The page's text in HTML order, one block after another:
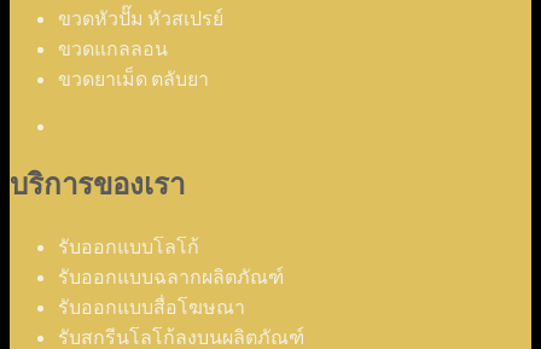
ขวดหัวปั๊ม หัวสเปรย์
ขวดแกลลอน
ขวดยาเม็ด ตลับยา
บริการของเรา
รับออกแบบโลโก้
รับออกแบบฉลากผลิตภัณฑ์
รับออกแบบสื่อโฆษณา
รับสกรีนโลโก้ลงบนผลิตภัณฑ์